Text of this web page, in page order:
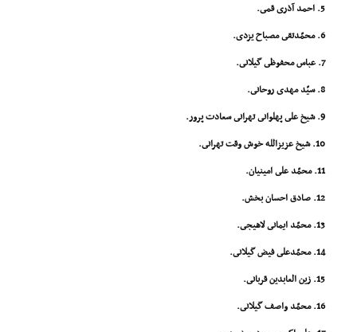
5. احمد آذرى قمى.
6. محمّدتقى مصباح یزدى.
7. عباس محفوظى گیلانى.
8. سیّد مهدى روحانى.
9. شیخ على پهلوانى تهرانى سعادت پرور.
10. شیخ عزیزالله خوش وقت تهرانى.
11. محمّد على امینیان.
12. صادق احسان بخش.
13. محمّد ایمانى لاهیجى.
14. محمّدعلى فیض گیلانى.
15. زین العابدین قربانى.
16. محمّد واصف گیلانى.